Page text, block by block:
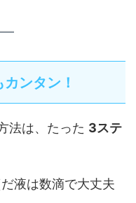
ンタン！
法は、たった 3ステ
だ液は数滴で大丈夫